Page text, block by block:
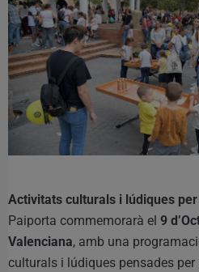
Activitats culturals i lúdiques
Paiporta commemorarà el 9
Valenciana, amb una
culturals i lúdiques pensades